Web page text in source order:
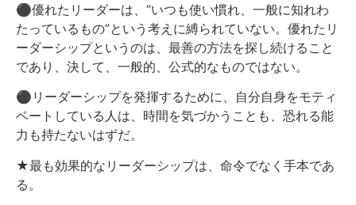
⚫︎優れたリーダーは、”いつも使い慣れ、一般に知れわ
たっているもの”という考えに縛られていない。優れたリ
ーダーシップというのは、最善の方法を探し続けること
であり、決して、一般的、公式的なものではない。
⚫︎リーダーシップを発揮するために、自分自身をモティ
ベートしている人は、時間を気づかうことも、恐れる能
力も持たないはずだ。
★最も効果的なリーダーシップは、命令でなく手本であ
る。